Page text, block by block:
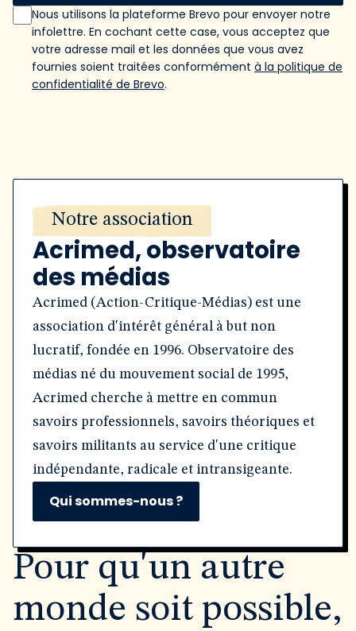
Nous utilisons la plateforme Brevo pour envoyer notre
infolettre. En cochant cette case, vous acceptez que
votre adresse mail et les données que vous avez
fournies soient traitées conformément à la politique de
confidentialité de Brevo.
Notre association
Acrimed, observatoire
des médias
Acrimed (Action-Critique-Médias) est une
association d'intérêt général à but non
lucratif, fondée en 1996. Observatoire des
médias né du mouvement social de 1995,
Acrimed cherche à mettre en commun
savoirs professionnels, savoirs théoriques et
savoirs militants au service d'une critique
indépendante, radicale et intransigeante.
Qui sommes-nous ?
Pour qu'un autre
monde soit possible,